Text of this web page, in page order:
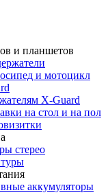
и планшетов
и мотоцикл
X-Guard
на стол и на пол
стерео
аккумуляторы